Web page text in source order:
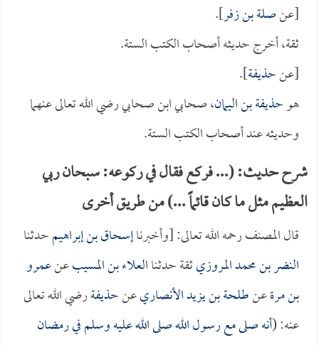
[عنصلة بن زفر].
ثقة، أخرج حديثه أصحاب الكتب الستة.
[عنحذيفة].
هوحذيفة بن اليمان، صحابي ابن صحابي رضي الله تعالى عنهما
وحديثه عند أصحاب الكتب الستة.
شرح حديث: (... فركع فقال في ركوعه: سبحان ربي
العظيم مثل ما كان قائماً ...) من طريق أخرى
قال المصنف رحمه الله تعالى: [وأخبرناإسحاق بن إبراهيمحدثنا
النضر بن محمد المروزيثقة حدثناالعلاء بن المسيبعنعمرو
بن مرةعنطلحة بن يزيد الأنصاريعنحذيفةرضي الله تعالى
عنه: (أنه صلى مع رسول الله صلى الله عليه وسلم في رمضان